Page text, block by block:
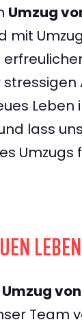
Umzug
mit
Leben
lass
Umzugs
Umzug
Team